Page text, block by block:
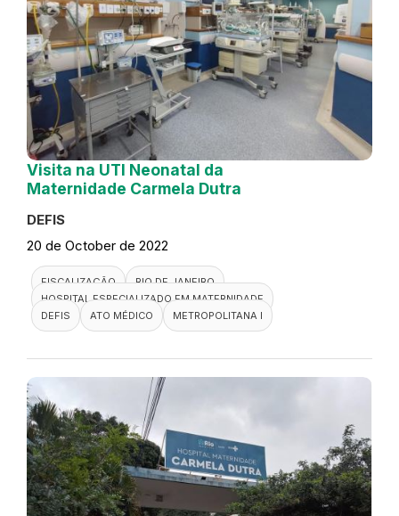
Visita na UTI Neonatal da
Maternidade Carmela Dutra
DEFIS
20 de October de 2022
FISCALIZAÇÃO
RIO DE JANEIRO
HOSPITAL ESPECIALIZADO EM MATERNIDADE
DEFIS
ATO MÉDICO METROPOLITANA I